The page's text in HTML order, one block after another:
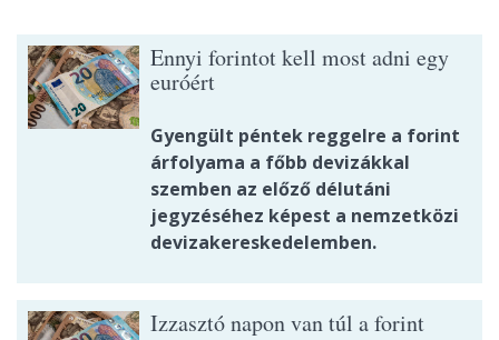
Ennyi forintot kell most adni egy
euróért
Gyengült péntek reggelre a forint
árfolyama a főbb devizákkal
szemben az előző délutáni
jegyzéséhez képest a nemzetközi
devizakereskedelemben.
Izzasztó napon van túl a forint